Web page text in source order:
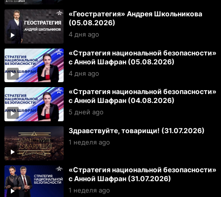
«Геостратегия» Андрея Школьникова
(05.08.2026)
4 дня ago
«Стратегия национальной безопасности»
с Анной Шафран (05.08.2026)
4 дня ago
«Стратегия национальной безопасности»
с Анной Шафран (04.08.2026)
5 дней ago
Здравствуйте, товарищи! (31.07.2026)
1 неделя ago
«Стратегия национальной безопасности»
с Анной Шафран (31.07.2026)
1 неделя ago